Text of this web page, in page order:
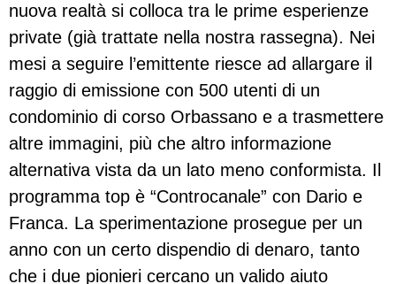
nuova realtà si colloca tra le prime esperienze
private (già trattate nella nostra rassegna). Nei
mesi a seguire l’emittente riesce ad allargare il
raggio di emissione con 500 utenti di un
condominio di corso Orbassano e a trasmettere
altre immagini, più che altro informazione
alternativa vista da un lato meno conformista. Il
programma top è “Controcanale” con Dario e
Franca. La sperimentazione prosegue per un
anno con un certo dispendio di denaro, tanto
che i due pionieri cercano un valido aiuto